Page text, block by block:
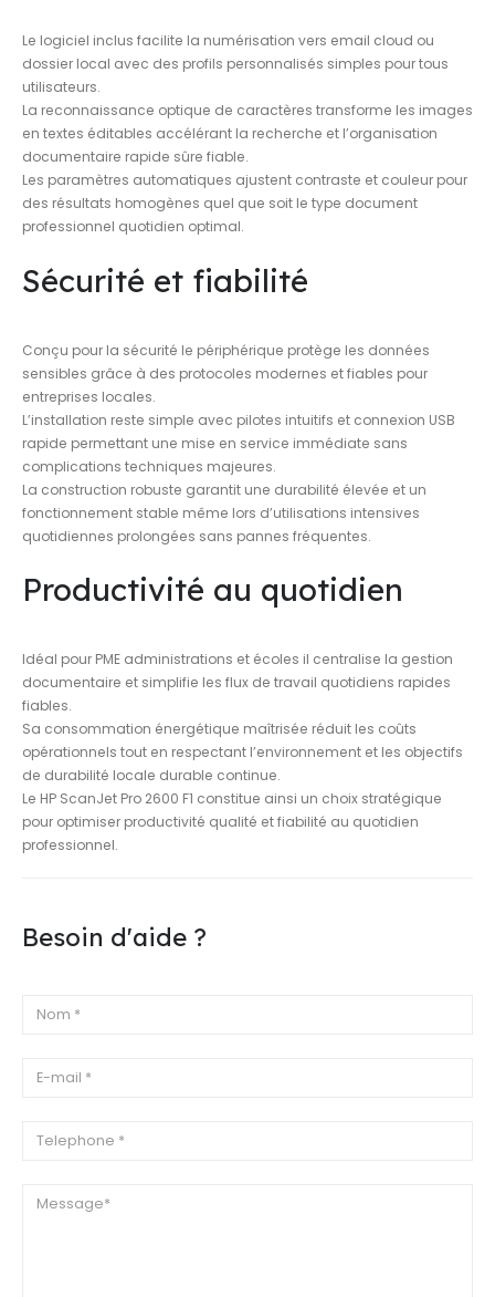
Le logiciel inclus facilite la numérisation vers email cloud ou
dossier local avec des profils personnalisés simples pour tous
utilisateurs.
La reconnaissance optique de caractères transforme les images
en textes éditables accélérant la recherche et l’organisation
documentaire rapide sûre fiable.
Les paramètres automatiques ajustent contraste et couleur pour
des résultats homogènes quel que soit le type document
professionnel quotidien optimal.
Sécurité et fiabilité
Conçu pour la sécurité le périphérique protège les données
sensibles grâce à des protocoles modernes et fiables pour
entreprises locales.
L’installation reste simple avec pilotes intuitifs et connexion USB
rapide permettant une mise en service immédiate sans
complications techniques majeures.
La construction robuste garantit une durabilité élevée et un
fonctionnement stable même lors d’utilisations intensives
quotidiennes prolongées sans pannes fréquentes.
Productivité au quotidien
Idéal pour PME administrations et écoles il centralise la gestion
documentaire et simplifie les flux de travail quotidiens rapides
fiables.
Sa consommation énergétique maîtrisée réduit les coûts
opérationnels tout en respectant l’environnement et les objectifs
de durabilité locale durable continue.
Le HP ScanJet Pro 2600 F1 constitue ainsi un choix stratégique
pour optimiser productivité qualité et fiabilité au quotidien
professionnel.
Besoin d'aide ?